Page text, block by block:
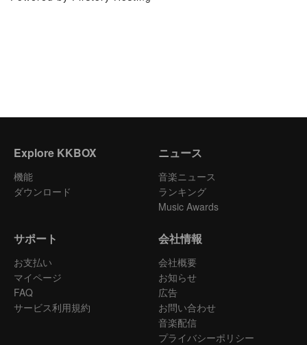
Explore KKBOX
機能
ダウンロード
ニュース
音楽ニュース
ランキング
Music Awards
サポート
お支払い
マイページ
FAQ
サービス利用規約
会社情報
会社概要
お知らせ
広告
お問い合わせ
音楽配信
プライバシーポリシー